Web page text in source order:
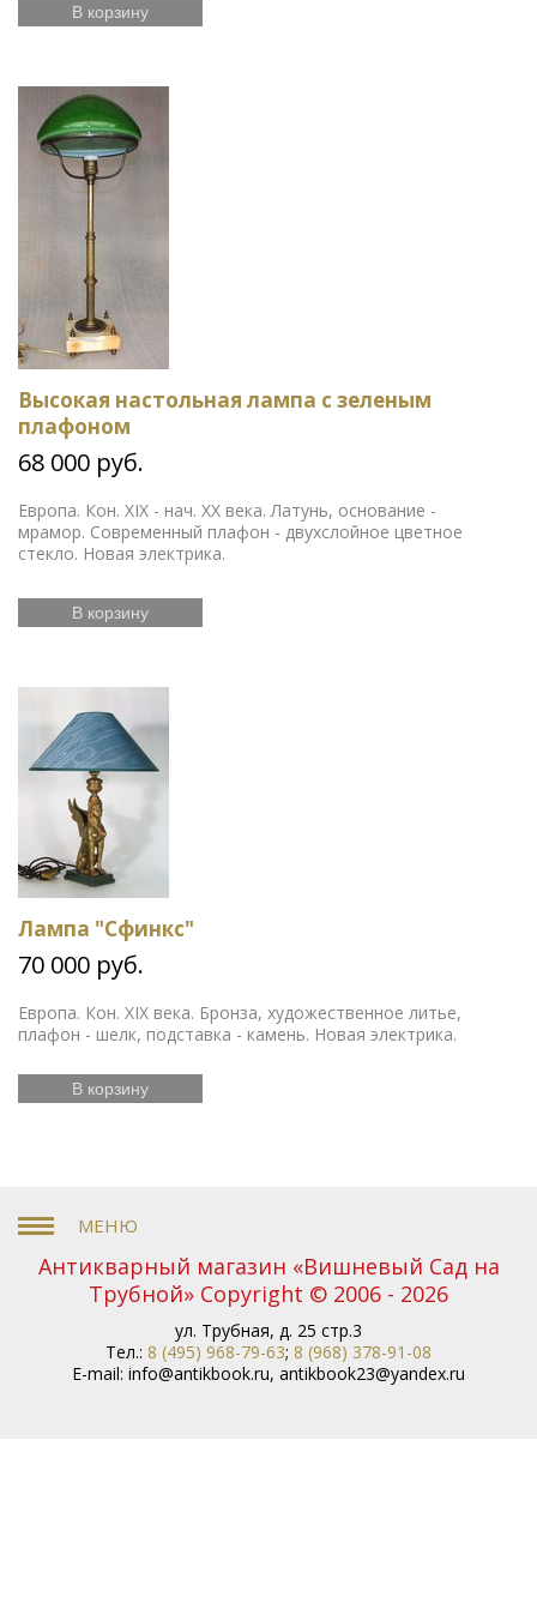
В корзину
Высокая настольная лампа с зеленым
плафоном
68 000 руб.
Европа. Кон. XIX - нач. ХХ века. Латунь, основание -
мрамор. Современный плафон - двухслойное цветное
стекло. Новая электрика.
В корзину
Лампа "Сфинкс"
70 000 руб.
Европа. Кон. XIX века. Бронза, художественное литье,
плафон - шелк, подставка - камень. Новая электрика.
В корзину
Антикварный магазин «Вишневый Сад на
Трубной» Copyright © 2006 - 2026
ул. Трубная, д. 25 стр.3
Тел.: 8 (495) 968-79-63; 8 (968) 378-91-08
E-mail: info@antikbook.ru, antikbook23@yandex.ru